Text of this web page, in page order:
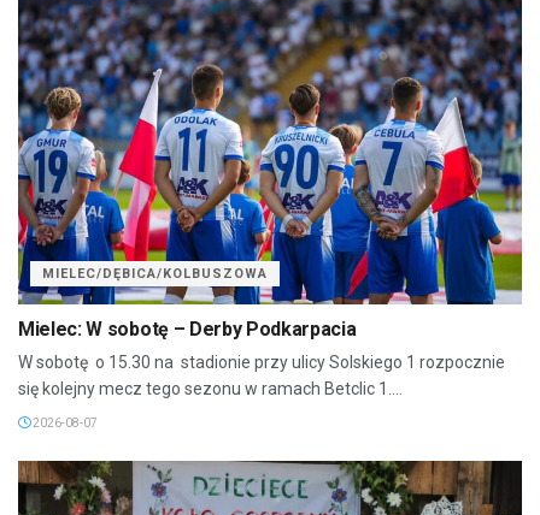
MIELEC/DĘBICA/KOLBUSZOWA
Mielec: W sobotę – Derby Podkarpacia
W sobotę o 15.30 na stadionie przy ulicy Solskiego 1 rozpocznie
się kolejny mecz tego sezonu w ramach Betclic 1....
2026-08-07